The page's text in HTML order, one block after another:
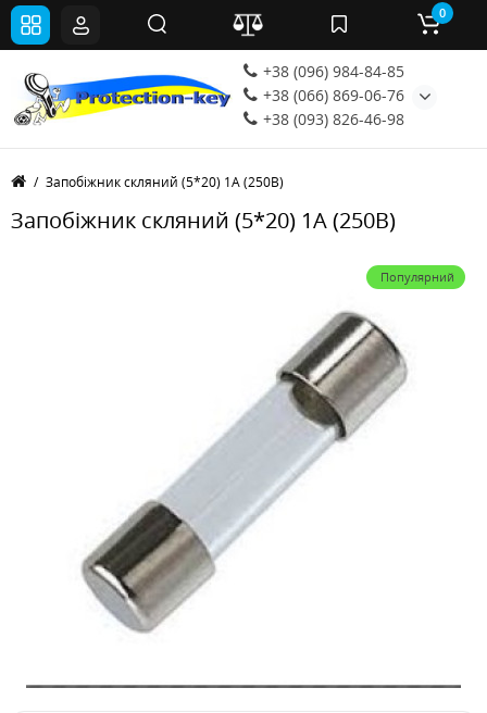
+38 (096) 984-84-85
+38 (066) 869-06-76
+38 (093) 826-46-98
0
Запобіжник скляний (5*20) 1А (250В)
Запобіжник скляний (5*20) 1А (250В)
Популярний